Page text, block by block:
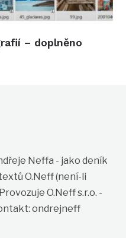
– doplněno
Neffa - jako deník
O.Neff (není-li
O.Neff s.r.o. -
ondrejneff